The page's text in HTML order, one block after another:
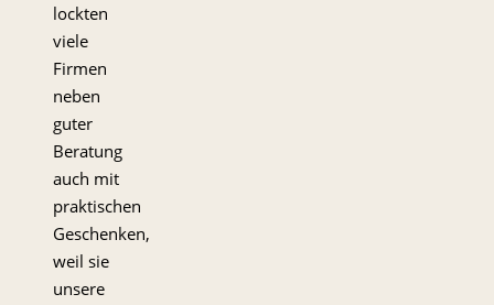
lockten
viele
Firmen
neben
guter
Beratung
auch mit
praktischen
Geschenken,
weil sie
unsere